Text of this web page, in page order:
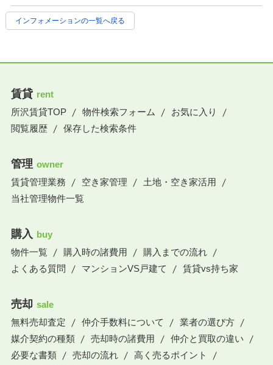
インフォメーションの一覧へ戻る
賃貸 rent
所沢賃貸TOP
物件検索フォーム
お気に入り
閲覧履歴
保存した検索条件
管理 owner
賃貸管理業務
空き家管理
土地・空き家活用
当社管理物件一覧
購入 buy
物件一覧
購入時の諸費用
購入までの流れ
よくある質問
マンションVS戸建て 賃貸vs持ち家
売却 sale
無料売却査定
仲介手数料について
業者の選び方
媒介契約の種類
売却時の諸費用
仲介と買取の違い
必要な書類
売却の流れ
高く売るポイント